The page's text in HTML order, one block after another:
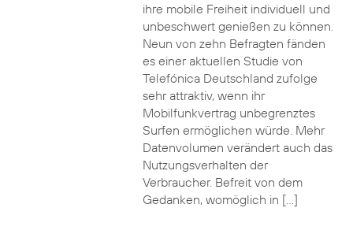
ihre mobile Freiheit individuell und
unbeschwert genießen zu können.
Neun von zehn Befragten fänden
es einer aktuellen Studie von
Telefónica Deutschland zufolge
sehr attraktiv, wenn ihr
Mobilfunkvertrag unbegrenztes
Surfen ermöglichen würde. Mehr
Datenvolumen verändert auch das
Nutzungsverhalten der
Verbraucher. Befreit von dem
Gedanken, womöglich in […]